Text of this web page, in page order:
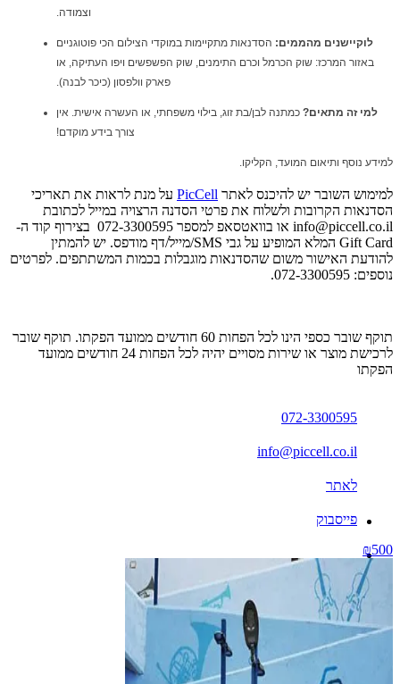
וצמודה.
לוקיישנים מהממים: הסדנאות מתקיימות במוקדי הצילום הכי פוטוגניים
באזור המרכז: שוק הכרמל וכרם התימנים, שוק הפשפשים ויפו העתיקה, או
פארק וולפסון (כיכר לבנה).
למי זה מתאים? כמתנה לבן/בת זוג, בילוי משפחתי, או העשרה אישית. אין
צורך בידע מוקדם!
למידע נוסף ותיאום המועד, הקליקו.
למימוש השובר יש להיכנס לאתר PicCell על מנת לראות את תאריכי
הסדנאות הקרובות ולשלוח את פרטי הסדנה הרצויה במייל לכתובת
info@piccell.co.il
או בוואטסאפ למספר 072-3300595 בצירוף קוד ה-
Gift Card המלא המופיע על גבי SMS/מייל/דף מודפס‎. יש להמתין
להודעת האישור משום שהסדנאות מוגבלות בכמות המשתתפים. לפרטים
נוספים: 072-3300595.
תוקף שובר כספי הינו לכל הפחות 60 חודשים ממועד הפקתו. תוקף שובר
לרכישת מוצר או שירות מסויים יהיה לכל הפחות 24 חודשים ממועד
הפקתו
072-3300595
info@piccell.co.il
לאתר
פייסבוק
₪500